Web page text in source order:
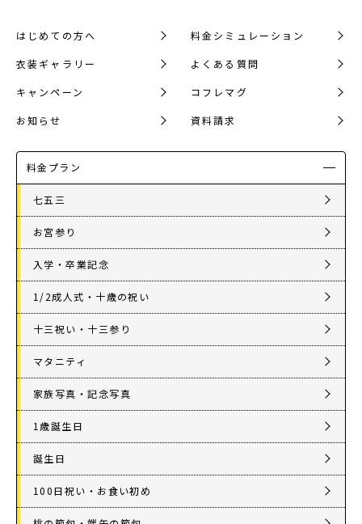
はじめての方へ 料金シミュレーション
衣装ギャラリー よくある質問
キャンペーン コフレマグ
お知らせ 資料請求
料金プラン
七五三
お宮参り
入学・卒業記念
1/2成人式・十歳の祝い
十三祝い・十三参り
マタニティ
家族写真・記念写真
1歳誕生日
誕生日
100日祝い・お食い初め